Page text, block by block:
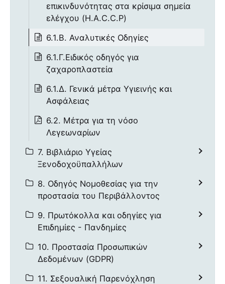
επικινδυνότητας στα κρίσιμα σημεία
ελέγχου (H.A.C.C.P)
6.1.B. Αναλυτικές Οδηγίες
6.1.Γ.Ειδικός οδηγός για
ζαχαροπλαστεία
6.1.Δ. Γενικά μέτρα Υγιεινής και
Ασφάλειας
6.2. Μέτρα για τη νόσο
Λεγεωναρίων
7. Βιβλιάριο Υγείας
Ξενοδοχοϋπαλλήλων
8. Οδηγός Νομοθεσίας για την
προστασία του Περιβάλλοντος
9. Πρωτόκολλα και οδηγίες για
Επιδημίες - Πανδημίες
10. Προστασία Προσωπικών
Δεδομένων (GDPR)
11. Σεξουαλική Παρενόχληση